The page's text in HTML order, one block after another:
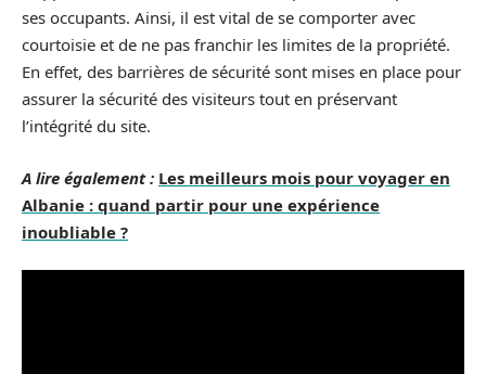
ses occupants. Ainsi, il est vital de se comporter avec
courtoisie et de ne pas franchir les limites de la propriété.
En effet, des barrières de sécurité sont mises en place pour
assurer la sécurité des visiteurs tout en préservant
l’intégrité du site.
A lire également : Les meilleurs mois pour voyager en
Albanie : quand partir pour une expérience
inoubliable ?